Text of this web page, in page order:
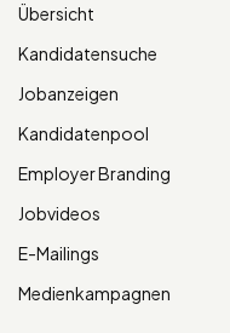
Übersicht
Kandidatensuche
Jobanzeigen
Kandidatenpool
Employer Branding
Jobvideos
E-Mailings
Medienkampagnen